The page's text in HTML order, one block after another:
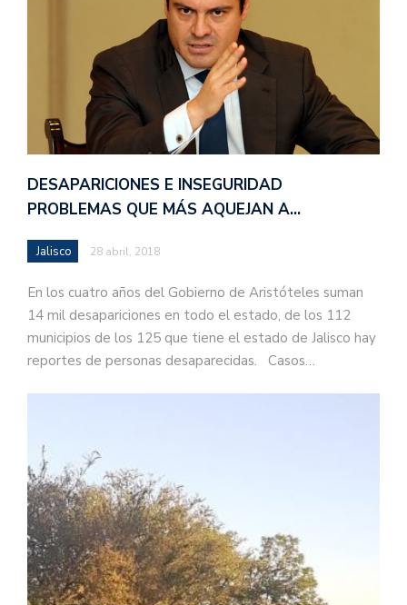
DESAPARICIONES E INSEGURIDAD
PROBLEMAS QUE MÁS AQUEJAN A…
Jalisco 28 abril, 2018
En los cuatro años del Gobierno de Aristóteles suman
14 mil desapariciones en todo el estado, de los 112
municipios de los 125 que tiene el estado de Jalisco hay
reportes de personas desaparecidas. Casos…